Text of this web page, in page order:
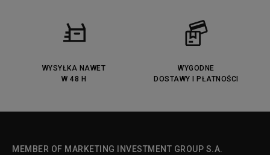
WYSYŁKA NAWET
W 48 H
WYGODNE
DOSTAWY I PŁATNOŚCI
MEMBER OF MARKETING INVESTMENT GROUP S.A.